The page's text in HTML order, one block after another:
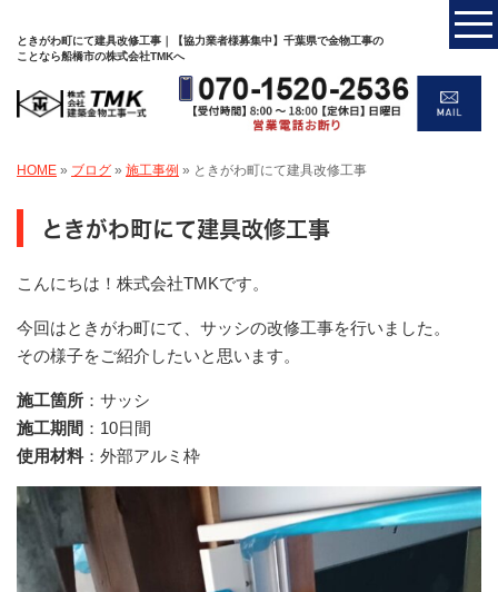
ときがわ町にて建具改修工事｜【協力業者様募集中】千葉県で金物工事の
ことなら船橋市の株式会社TMKへ
HOME » ブログ » 施工事例 » ときがわ町にて建具改修工事
ときがわ町にて建具改修工事
こんにちは！株式会社TMKです。
今回はときがわ町にて、サッシの改修工事を行いました。
その様子をご紹介したいと思います。
施工箇所 ：サッシ
施工期間 ：10日間
使用材料 ：外部アルミ枠